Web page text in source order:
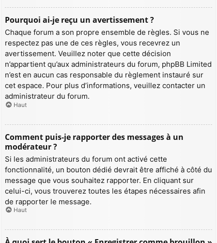
Pourquoi ai-je reçu un avertissement ?
Chaque forum a son propre ensemble de règles. Si vous ne
respectez pas une de ces règles, vous recevrez un
avertissement. Veuillez noter que cette décision
n’appartient qu’aux administrateurs du forum, phpBB Limited
n’est en aucun cas responsable du règlement instauré sur
cet espace. Pour plus d’informations, veuillez contacter un
administrateur du forum.
Haut
Comment puis-je rapporter des messages à un
modérateur ?
Si les administrateurs du forum ont activé cette
fonctionnalité, un bouton dédié devrait être affiché à côté du
message que vous souhaitez rapporter. En cliquant sur
celui-ci, vous trouverez toutes les étapes nécessaires afin
de rapporter le message.
Haut